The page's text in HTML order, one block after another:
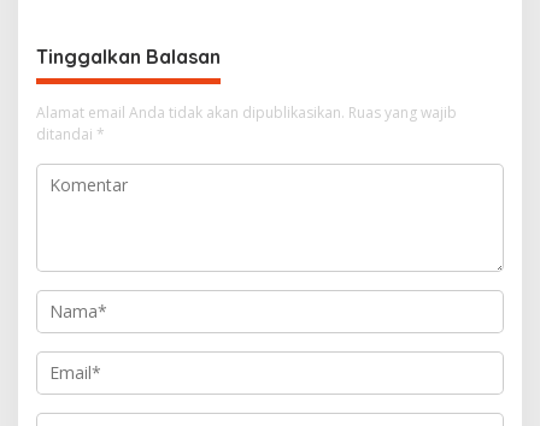
s
i
p
o
s
Tinggalkan Balasan
Alamat email Anda tidak akan dipublikasikan. Ruas yang wajib
ditandai *